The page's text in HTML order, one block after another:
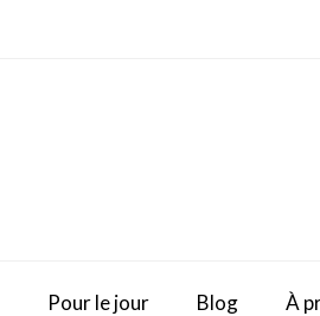
Pour le jour Blog À